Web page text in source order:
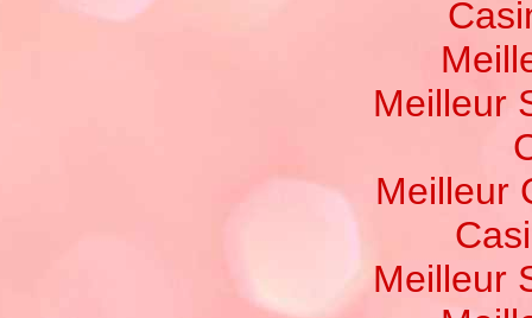
Meilleur
Meilleur
Meilleur